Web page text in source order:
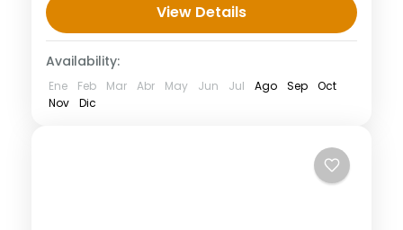
Llegada al aeropuerto de Marrakech por
su propia cuenta 6 días tour Marrakech...
View Details
Availability:
Ene Feb Mar Abr May Jun Jul Ago Sep
Oct
Nov
Dic